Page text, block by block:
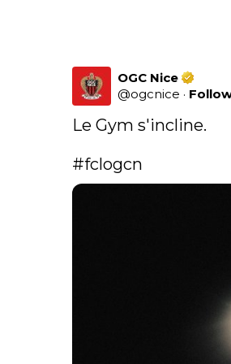
OGC Nice
@ogcnice ·
Le Gym s'incline.
#fclogcn